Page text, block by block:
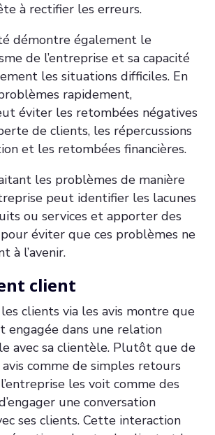
à rectifier les erreurs.
démontre également le
de l’entreprise et sa capacité
les situations difficiles. En
rapidement,
éviter les retombées négatives
de clients, les répercussions
et les retombées financières.
les problèmes de manière
peut identifier les lacunes
ou services et apporter des
éviter que ces problèmes ne
à l’avenir.
client
clients via les avis montre que
engagée dans une relation
avec sa clientèle. Plutôt que de
comme de simples retours
les voit comme des
une conversation
ses clients. Cette interaction